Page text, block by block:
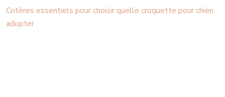
Critères essentiels pour choisir quelle croquette pour chien
adopter